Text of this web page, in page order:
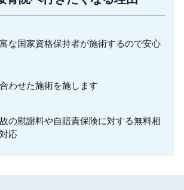
な国家資格保持者が施術するので安心
わせた施術を施します
の慰謝料や自賠責保険に対する無料相
応